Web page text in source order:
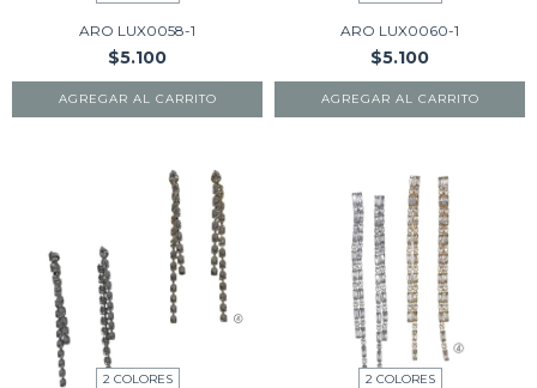
ARO LUX0058-1
$5.100
AGREGAR AL CARRITO
ARO LUX0060-1
$5.100
AGREGAR AL CARRITO
2 COLORES 2 COLORES